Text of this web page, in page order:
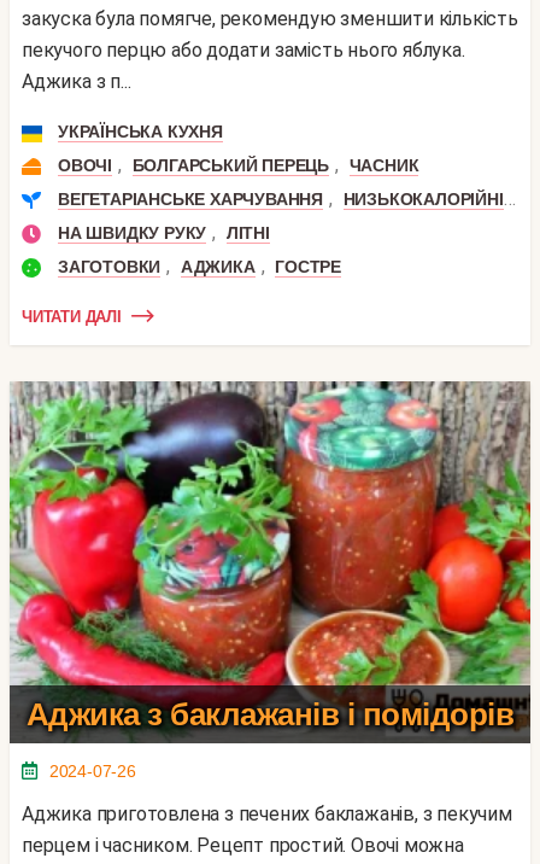
закуска була помягче, рекомендую зменшити кількість
пекучого перцю або додати замість нього яблука.
Аджика з п...
УКРАЇНСЬКА КУХНЯ
ОВОЧІ , БОЛГАРСЬКИЙ ПЕРЕЦЬ ,
ЧАСНИК
ВЕГЕТАРІАНСЬКЕ ХАРЧУВАННЯ , НИЗЬКОКАЛОРІЙНІ ,
НА ШВИДКУ РУКУ ,
ЛІТНІ
ЗАГОТОВКИ , АДЖИКА , ГОСТРЕ
ЧИТАТИ ДАЛІ
Аджика з баклажанів і помідорів
2024-07-26
Аджика приготовлена ​​з печених баклажанів, з пекучим
перцем і часником. Рецепт простий. Овочі можна